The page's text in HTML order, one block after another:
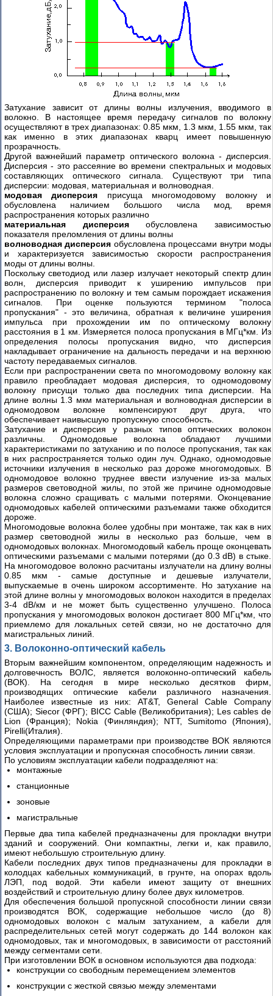
Затухание зависит от длины волны излучения, вводимого в
волокно. В настоящее время передачу сигналов по волокну
осуществляют в трех диапазонах: 0.85 мкм, 1.3 мкм, 1.55 мкм, так
как именно в этих диапазонах кварц имеет повышенную
прозрачность.
Другой важнейший параметр оптического волокна - дисперсия.
Дисперсия - это рассеяние во времени спектральных и модовых
составляющих оптического сигнала. Существуют три типа
дисперсии: модовая, материальная и волноводная.
модовая дисперсия присуща многомодовому волокну и
обусловлена наличием большого числа мод, время
распространения которых различно
материальная дисперсияобусловлена зависимостью
показателя преломления от длины волны
волноводная дисперсия обусловлена процессами внутри моды
и характеризуется зависимостью скорости распространения
моды от длины волны.
Поскольку светодиод или лазер излучает некоторый спектр длин
волн, дисперсия приводит к уширению импульсов при
распространению по волокну и тем самым порождает искажения
сигналов. При оценке пользуются термином "полоса
пропускания" - это величина, обратная к величине уширения
импульса при прохождении им по оптическому волокну
расстояния в 1 км. Измеряется полоса пропускания в МГц*км. Из
определения полосы пропускания видно, что дисперсия
накладывает ограничение на дальность передачи и на верхнюю
частоту передаваемых сигналов.
Если при распространении света по многомодовому волокну как
правило преобладает модовая дисперсия, то одномодовому
волокну присущи только два последних типа дисперсии. На
длине волны 1.3 мкм материальная и волноводная дисперсии в
одномодовом волокне компенсируют друг друга, что
обеспечивает наивысшую пропускную способность.
Затухание и дисперсия у разных типов оптических волокон
различны. Одномодовые волокна обладают лучшими
характеристиками по затуханию и по полосе пропускания, так как
в них распространяется только один луч. Однако, одномодовые
источники излучения в несколько раз дороже многомодовых. В
одномодовое волокно труднее ввести излучение из-за малых
размеров световодной жилы, по этой же причине одномодовые
волокна сложно сращивать с малыми потерями. Оконцевание
одномодовых кабелей оптическими разъемами также обходится
дороже.
Многомодовые волокна более удобны при монтаже, так как в них
размер световодной жилы в несколько раз больше, чем в
одномодовых волокнах. Многомодовый кабель проще оконцевать
оптическими разъемами с малыми потерями (до 0.3 dB) в стыке.
На многомодовое волокно расчитаны излучатели на длину волны
0.85 мкм - самые доступные и дешевые излучатели,
выпускаемые в очень широком ассортименте. Но затухание на
этой длине волны у многомодовых волокон находится в пределах
3-4 dB/км и не может быть существенно улучшено. Полоса
пропускания у многомодовых волокон достигает 800 МГц*км, что
приемлемо для локальных сетей связи, но не достаточно для
магистральных линий.
3. Волоконно-оптический кабель
Вторым важнейшим компонентом, определяющим надежность и
долговечность ВОЛС, является волоконно-оптический кабель
(ВОК). На сегодня в мире несколько десятков фирм,
производящих оптические кабели различного назначения.
Наиболее известные из них: AT&T, General Cable Company
(США); Siecor (ФРГ); BICC Cable (Великобритания); Les cables de
Lion (Франция); Nokia (Финляндия); NTT, Sumitomo (Япония),
Pirelli(Италия).
Определяющими параметрами при производстве ВОК являются
условия эксплуатации и пропускная способность линии связи.
По условиям эксплуатации кабели подразделяют на:
монтажные
станционные
зоновые
магистральные
Первые два типа кабелей предназначены для прокладки внутри
зданий и сооружений. Они компактны, легки и, как правило,
имеют небольшую строительную длину.
Кабели последних двух типов предназначены для прокладки в
колодцах кабельных коммуникаций, в грунте, на опорах вдоль
ЛЭП, под водой. Эти кабели имеют защиту от внешних
воздействий и строительную длину более двух километров.
Для обеспечения большой пропускной способности линии связи
производятся ВОК, содержащие небольшое число (до 8)
одномодовых волокон с малым затуханием, а кабели для
распределительных сетей могут содержать до 144 волокон как
одномодовых, так и многомодовых, в зависимости от расстояний
между сегментами сети.
При изготовлении ВОК в основном используются два подхода:
конструкции со свободным перемещением элементов
конструкции с жесткой связью между элементами